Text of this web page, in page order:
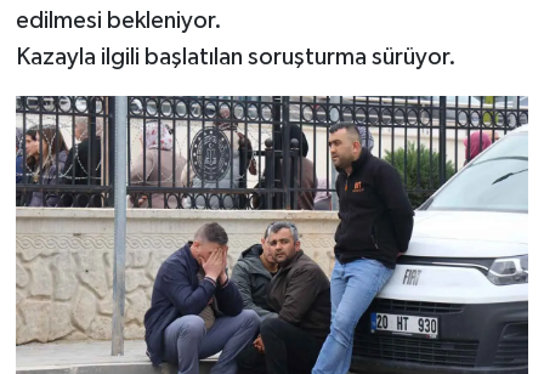
edilmesi bekleniyor.
Kazayla ilgili başlatılan soruşturma sürüyor.